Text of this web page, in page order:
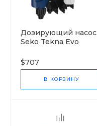
Дозирующий насос
Seko Tekna Evo
$707
В КОРЗИНУ